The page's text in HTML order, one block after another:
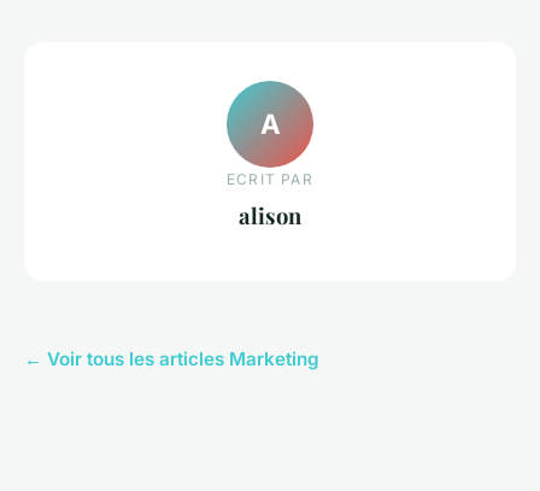
A
ECRIT PAR
alison
← Voir tous les articles Marketing